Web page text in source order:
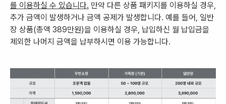
를 이용하실 수 있습니다. 만약 다른 상품 패키지를 이용하실 경우,
추가 금액이 발생하거나 금액 공제가 발생합니다. 예를 들어, 일반
장 상품(총액 389만원)을 이용하실 경우, 납입하신 월 납입금을